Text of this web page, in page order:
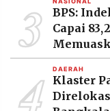
3
BPS:
Capai
4 DAERAH
Klaster